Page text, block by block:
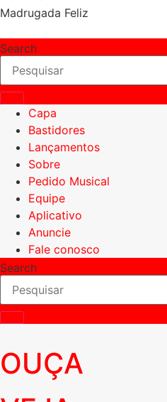
Madrugada Feliz
Search
Capa
Bastidores
Lançamentos
Sobre
Pedido Musical
Equipe
Aplicativo
Anuncie
Fale conosco
Search
OUÇA